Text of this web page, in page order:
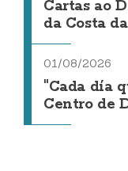
Cartas ao
da Costa
01/08/2026
"Cada día
Centro de